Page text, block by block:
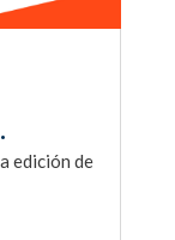
edición de